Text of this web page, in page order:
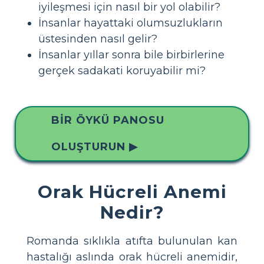
iyileşmesi için nasıl bir yol olabilir?
İnsanlar hayattaki olumsuzlukların
üstesinden nasıl gelir?
İnsanlar yıllar sonra bile birbirlerine
gerçek sadakati koruyabilir mi?
BIR ÖYKÜ PANOSU
OLUŞTURUN ▶
Orak Hücreli Anemi
Nedir?
Romanda sıklıkla atıfta bulunulan kan
hastalığı aslında orak hücreli anemidir,